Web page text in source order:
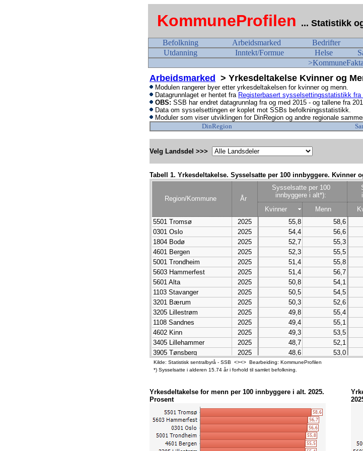
KommuneProfilen ... Statistikk
Befolkning Arbeidsmarked Bedrifter
Utdanning
Inntekt/Formue Helse
Arbeidsmarked > Yrkesdeltakelse Kvinner og
Modulen rangerer byer etter yrkesdeltakelsen for kvinner og menn.
Datagrunnlaget er hentet fra Registerbasert sysselsettingsstatistikk fra
OBS: SSB har endret datagrunnlag fra og med 2015 - og tallene fra
Data om sysselsettingen er koplet mot SSBs befolkningsstatistikk.
Moduler som viser utviklingen for DinRegion og andre regionale
DinRegion
Velg Landsdel >>>
Tabell 1. Yrkesdeltakelse. Sysselsatte per 100 innbyggere. Kvinner
Region/Kommune År
Sysselsatte per 100
innbyggere i alt*):
Kvinner
Menn
5501 Tromsø
2025 55,8 58,6
0301 Oslo
2025 54,4 56,6
1804 Bodø
2025 52,7 55,3
4601 Bergen
2025 52,3 55,5
5001 Trondheim
2025 51,4 55,8
5603 Hammerfest
2025 51,4 56,7
5601 Alta
2025 50,8 54,1
1103 Stavanger
2025 50,5 54,5
3201 Bærum
2025 50,3 52,6
3205 Lillestrøm
2025 49,8 55,4
1108 Sandnes
2025 49,4 55,1
4602 Kinn
2025 49,3 53,5
3405 Lillehammer
2025 48,7 52,1
3905 Tønsberg
2025 48,6 53,0
5607 Vadsø
2025 48,5
5503 Harstad
2025 48,0
1506 Molde
2025 47,7
3303 Kongsberg
4204 Kristiansand
5007 Namsos
2025 47,3
1101 Eigersund
2025 47,0
5634 Vardø
Kilde: Statistisk sentralbyrå - SSB <><> Bearbeiding: KommuneProfilen
*) Sysselsatte i alderen 15.74 år i forhold til samlet befolkning.
Yrkesdeltakelse for menn per 100 innbyggere i alt. 2025.
Prosent